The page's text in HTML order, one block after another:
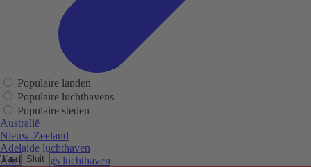
Taal Sluit
Populaire landen
Populaire luchthavens
Populaire steden
Australië
Nieuw-Zeeland
Adelaide luchthaven
Alice Springs luchthaven